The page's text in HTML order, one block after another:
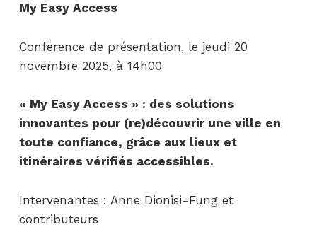
My Easy Access
Conférence de présentation, le jeudi 20
novembre 2025, à 14h00
« My Easy Access » : des solutions
innovantes pour (re)découvrir une ville en
toute confiance, grâce aux lieux et
itinéraires vérifiés accessibles.
Intervenantes : Anne Dionisi-Fung et
contributeurs